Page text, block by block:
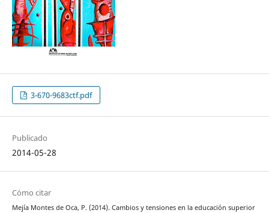
3-670-9683ctf.pdf
Publicado
2014-05-28
Cómo citar
Mejía Montes de Oca, P. (2014). Cambios y tensiones en la educación superior